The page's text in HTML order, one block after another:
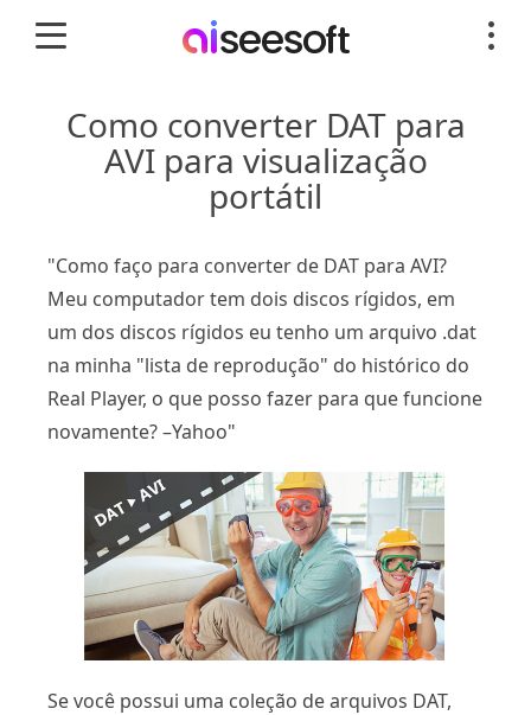
Como converter DAT para
AVI para visualização
portátil
"Como faço para converter de DAT para AVI?
Meu computador tem dois discos rígidos, em
um dos discos rígidos eu tenho um arquivo .dat
na minha "lista de reprodução" do histórico do
Real Player, o que posso fazer para que funcione
novamente? –Yahoo"
Se você possui uma coleção de arquivos DAT,